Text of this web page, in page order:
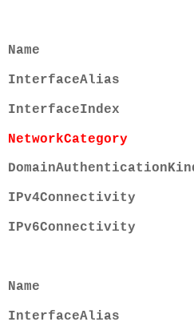
Name :
InterfaceAlias :
InterfaceIndex
NetworkCategory
IPv4Connectivity
IPv6Connectivity
Name :